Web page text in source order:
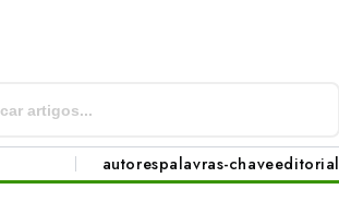
autorespalavras-chaveeditorial